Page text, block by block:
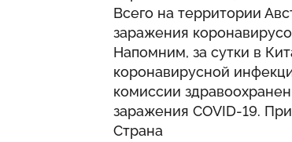
Всего на территории
заражения
Напомним, за сутки в
коронавирусной
комиссии
заражения COVID-19.
Страна